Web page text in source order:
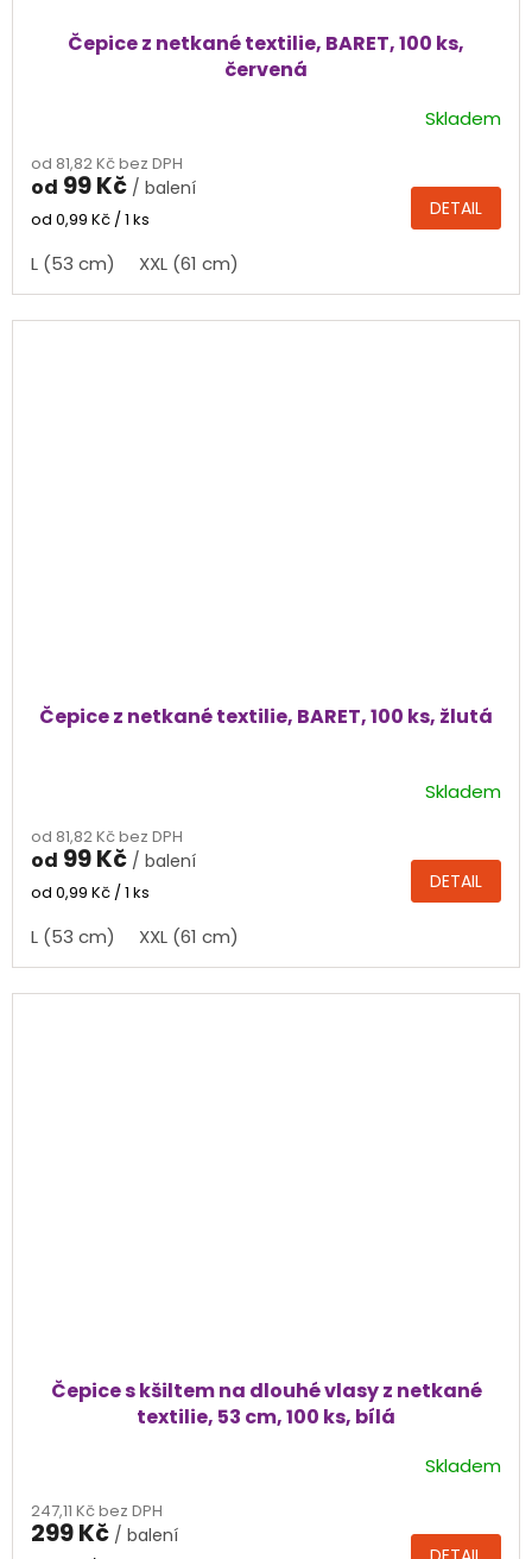
Čepice z netkané textilie, BARET, 100 ks,
červená
Skladem
od 81,82 Kč bez DPH
od 99 Kč / balení
Měrná
od 0,99 Kč / 1 ks DETAIL
L (53 cm) XXL (61 cm)
Čepice z netkané textilie, BARET, 100 ks, žlutá
Skladem
od 81,82 Kč bez DPH
od 99 Kč / balení
Měrná
od 0,99 Kč / 1 ks DETAIL
L (53 cm) XXL (61 cm)
Čepice s kšiltem na dlouhé vlasy z netkané
textilie, 53 cm, 100 ks, bílá
Skladem
247,11 Kč bez DPH
299 Kč / balení